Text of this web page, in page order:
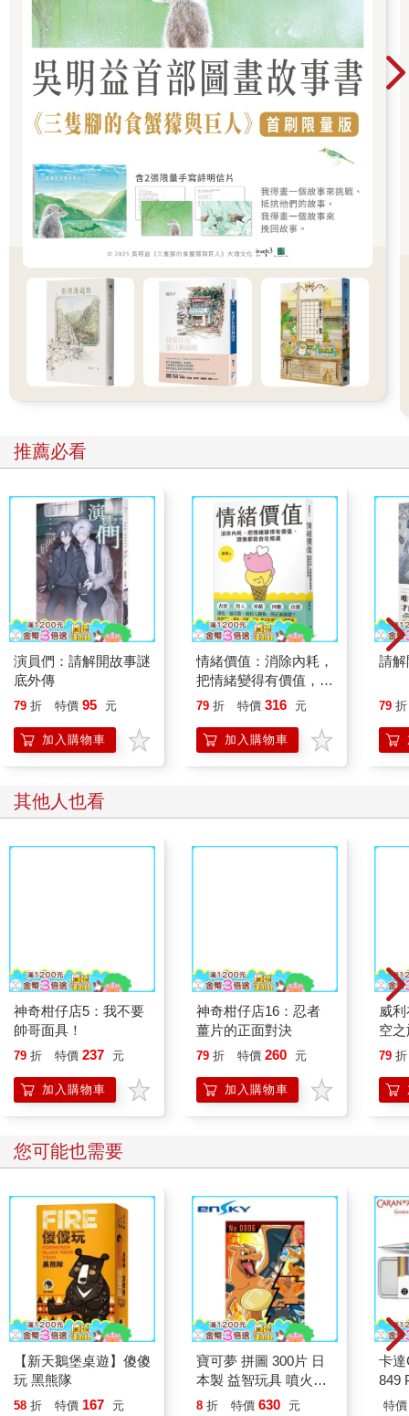
推薦必看
演員們：請解開故事謎
底外傳
79 折 特價 95 元
加入購物車
情緒價值：消除內耗，
把情緒變得有價值，跟
誰都能自在相處
79 折 特價 316 元
加入購物車
請解
79 折
其他人也看
神奇柑仔店5：我不要
帥哥面具！
79 折 特價 237 元
加入購物車
神奇柑仔店16：忍者
薑片的正面對決
79 折 特價 260 元
加入購物車
威
空
79 折
您可能也需要
【新天鵝堡桌遊】傻傻
玩 黑熊隊
58 折 特價 167 元
寶可夢 拼圖 300片 日
本製 益智玩具 噴火龍
超夢 神奇寶貝 ENSKY
8 折 特價 630 元
卡
849
筆
特價